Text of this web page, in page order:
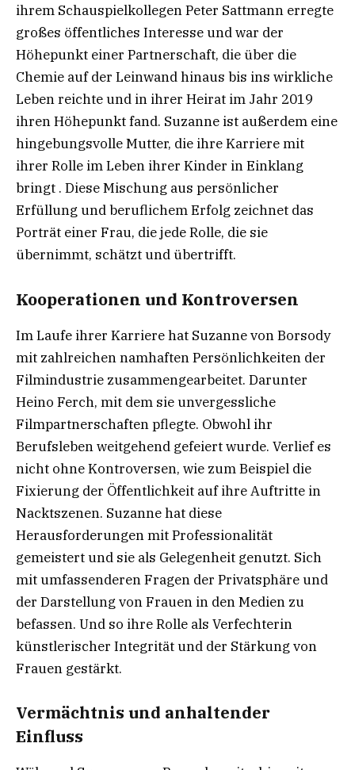
ihrem Schauspielkollegen Peter Sattmann erregte
großes öffentliches Interesse und war der
Höhepunkt einer Partnerschaft, die über die
Chemie auf der Leinwand hinaus bis ins wirkliche
Leben reichte und in ihrer Heirat im Jahr 2019
ihren Höhepunkt fand. Suzanne ist außerdem eine
hingebungsvolle Mutter, die ihre Karriere mit
ihrer Rolle im Leben ihrer Kinder in Einklang
bringt . Diese Mischung aus persönlicher
Erfüllung und beruflichem Erfolg zeichnet das
Porträt einer Frau, die jede Rolle, die sie
übernimmt, schätzt und übertrifft.
Kooperationen und Kontroversen
Im Laufe ihrer Karriere hat Suzanne von Borsody
mit zahlreichen namhaften Persönlichkeiten der
Filmindustrie zusammengearbeitet. Darunter
Heino Ferch, mit dem sie unvergessliche
Filmpartnerschaften pflegte. Obwohl ihr
Berufsleben weitgehend gefeiert wurde. Verlief es
nicht ohne Kontroversen, wie zum Beispiel die
Fixierung der Öffentlichkeit auf ihre Auftritte in
Nacktszenen. Suzanne hat diese
Herausforderungen mit Professionalität
gemeistert und sie als Gelegenheit genutzt. Sich
mit umfassenderen Fragen der Privatsphäre und
der Darstellung von Frauen in den Medien zu
befassen. Und so ihre Rolle als Verfechterin
künstlerischer Integrität und der Stärkung von
Frauen gestärkt.
Vermächtnis und anhaltender
Einfluss